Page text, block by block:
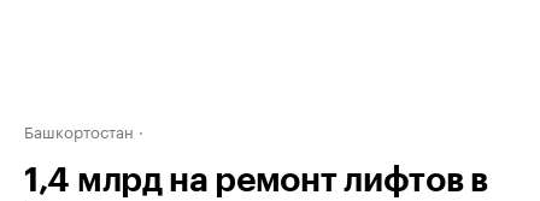
Башкортостан
1,4 млрд на ремонт лифтов в